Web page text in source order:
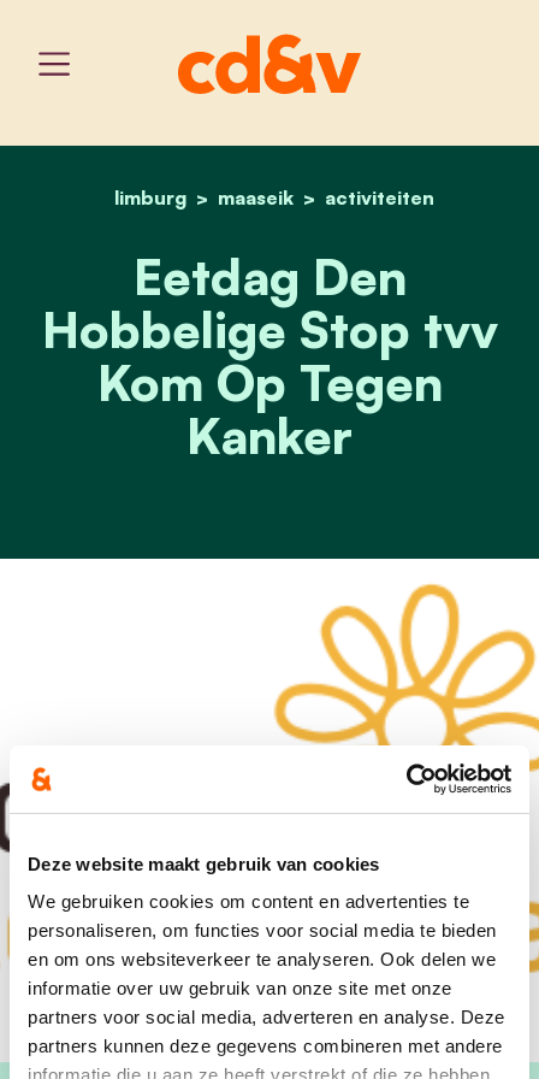
Deze website maakt gebruik van cookies
We gebruiken cookies om content en advertenties te
personaliseren, om functies voor social media te bieden
en om ons websiteverkeer te analyseren. Ook delen we
informatie over uw gebruik van onze site met onze
partners voor social media, adverteren en analyse. Deze
partners kunnen deze gegevens combineren met andere
informatie die u aan ze heeft verstrekt of die ze hebben
home
limburg maaseik activiteiten
eetdag den hobbelige
Eetdag Den
Hobbelige Stop tvv
Kom Op Tegen
Kanker